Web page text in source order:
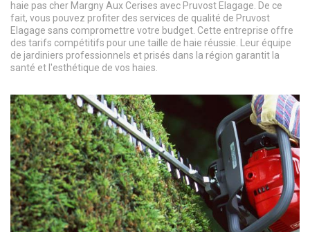
haie pas cher Margny Aux Cerises avec Pruvost Elagage. De ce
fait, vous pouvez profiter des services de qualité de Pruvost
Elagage sans compromettre votre budget. Cette entreprise offre
des tarifs compétitifs pour une taille de haie réussie. Leur équipe
de jardiniers professionnels et prisés dans la région garantit la
santé et l'esthétique de vos haies.